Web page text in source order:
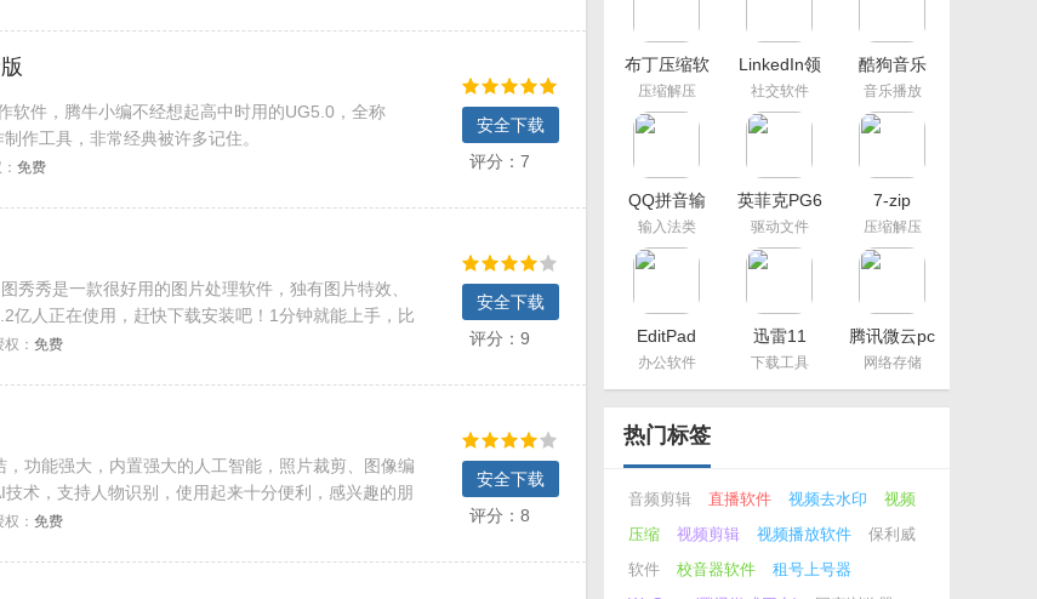
软件，腾牛小编不经想起高中时用的UG5.0，全称
作工具，非常经典被许多记住。
免费
安全下载
评分：7
秀是一款很好用的图片处理软件，独有图片特效、
亿人正在使用，赶快下载安装吧！1分钟就能上手，比
权： 免费
安全下载
评分：9
功能强大，内置强大的人工智能，照片裁剪、图像编
术，支持人物识别，使用起来十分便利，感兴趣的朋
权： 免费
安全下载
评分：8
布丁压缩软
件
压缩解压
LinkedIn领
英电脑版
社交软件
酷狗音乐
2021新版本
音乐播放
QQ拼音输
入法
输入法类
英菲克PG6
压枪鼠标宏
驱动文件
7-zip
压缩解压
EditPad
Pro（多功
能文本编辑
器）
办公软件
迅雷11
下载工具
腾讯微云pc
概念版
网络存储
热门标签
音频剪辑 直播软件 视频去水印
视频
压缩
视频剪辑 视频播放软件
保利威
软件
校音器软件
租号上号器